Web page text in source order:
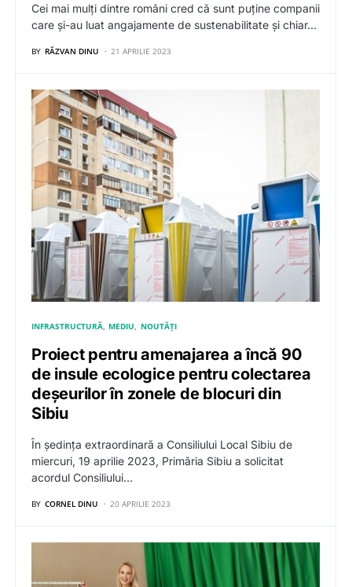
Cei mai mulți dintre români cred că sunt puține companii
care și-au luat angajamente de sustenabilitate și chiar…
BY RĂZVAN DINU 21 APRILIE 2023
INFRASTRUCTURĂ MEDIU NOUTĂȚI
Proiect pentru amenajarea a încă 90
de insule ecologice pentru colectarea
deșeurilor în zonele de blocuri din
Sibiu
În ședința extraordinară a Consiliului Local Sibiu de
miercuri, 19 aprilie 2023, Primăria Sibiu a solicitat
acordul Consiliului…
BY CORNEL DINU 20 APRILIE 2023